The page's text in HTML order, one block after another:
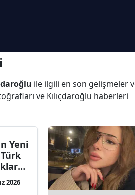
ile ilgili en son gelişmeler
ve Kılıçdaroğlu haberleri
Yeni
2026